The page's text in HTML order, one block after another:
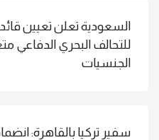
السعودية تعلن تعيين
للتحالف البحري الدفاعي
الجنسيات
سفير تركيا بالقاهرة: